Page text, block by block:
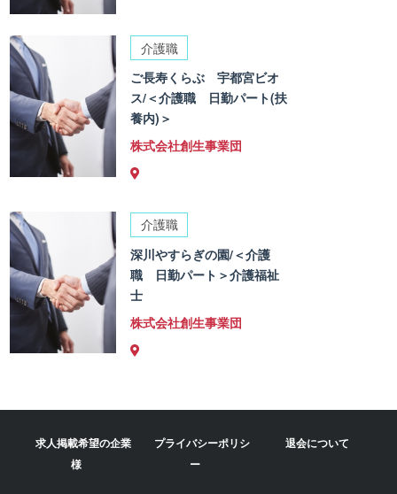
介護職
ご長寿くらぶ 宇都宮ビオ
ス/＜介護職 日勤パート(扶
養内)＞
株式会社創生事業団
介護職
深川やすらぎの園/＜介護
職 日勤パート＞介護福祉
士
株式会社創生事業団
求人掲載希望の企業
様
プライバシーポリシ
ー
退会について